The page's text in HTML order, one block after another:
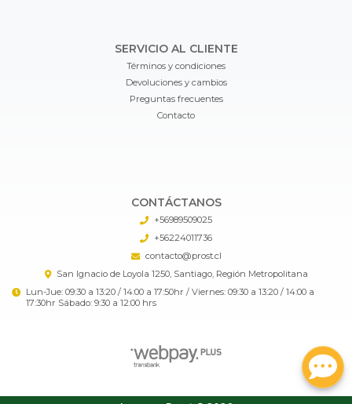
SERVICIO AL CLIENTE
Términos y condiciones
Devoluciones y cambios
Preguntas frecuentes
Contacto
CONTÁCTANOS
+56989509025
+56224011736
contacto@prost.cl
San Ignacio de Loyola 1250, Santiago, Región Metropolitana
Lun-Jue: 09:30 a 13:20 / 14:00 a 17:50hr / Viernes: 09:30 a 13:20 / 14:00 a
17:30hr Sábado: 9:30 a 12:00 hrs